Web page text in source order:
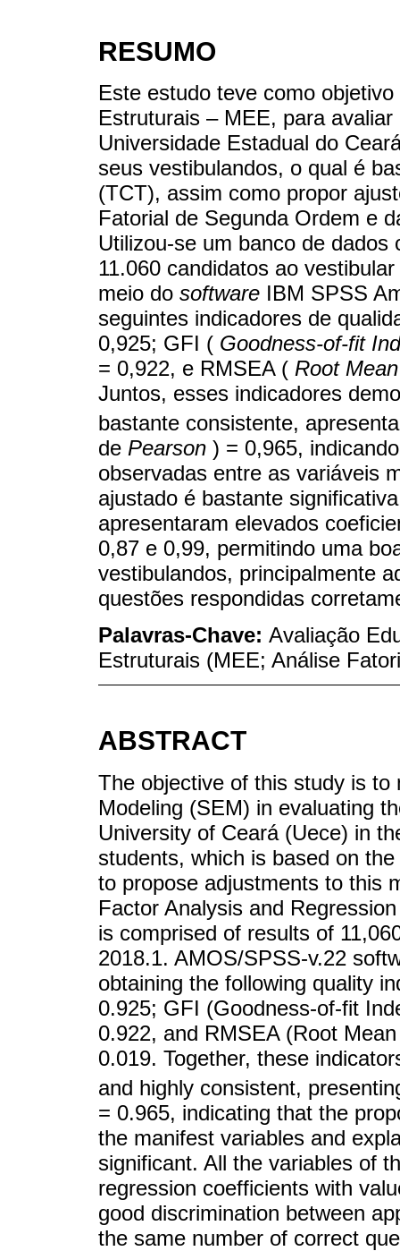
RESUMO
Este estudo teve como
Estruturais – MEE, para
Universidade Estadual do
seus vestibulandos, o qual é
(TCT), assim como propor
Fatorial de Segunda Ordem e
Utilizou-se um banco de
11.060 candidatos ao
meio do software IBM SPSS
seguintes indicadores de
0,925; GFI ( Goodness-of-fit
= 0,922, e RMSEA ( Root
Juntos, esses indicadores
bastante consistente,
de Pearson ) = 0,965,
observadas entre as variáveis
ajustado é bastante
apresentaram elevados
0,87 e 0,99, permitindo uma
vestibulandos, principalmente
questões respondidas
Palavras-Chave: Avaliação
Estruturais (MEE; Análise
ABSTRACT
The objective of this study is
Modeling (SEM) in evaluating
University of Ceará (Uece) in
students, which is based on
to propose adjustments to this
Factor Analysis and
is comprised of results of
2018.1. AMOS/SPSS-v.22
obtaining the following quality
0.925; GFI (Goodness-of-fit
0.922, and RMSEA (Root
0.019. Together, these
and highly consistent,
= 0.965, indicating that the
the manifest variables and
significant. All the variables of
regression coefficients with
good discrimination between
the same number of correct